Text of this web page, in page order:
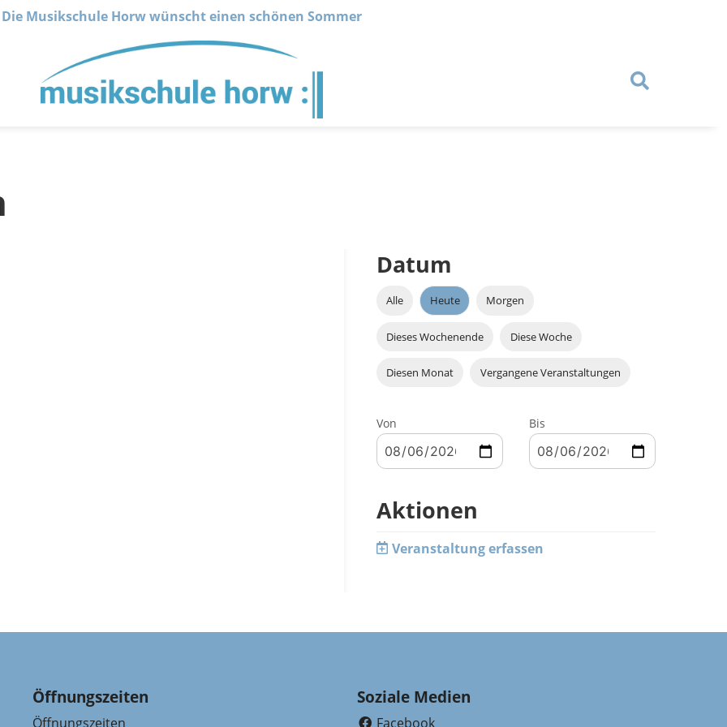
Die Musikschule Horw wünscht einen schönen Sommer
Datum
Alle Heute Morgen
Dieses Wochenende Diese Woche
Diesen Monat Vergangene Veranstaltungen
Von Bis
Aktionen
Veranstaltung erfassen
Öffnungszeiten
Öffnungszeiten
Soziale Medien
Facebook